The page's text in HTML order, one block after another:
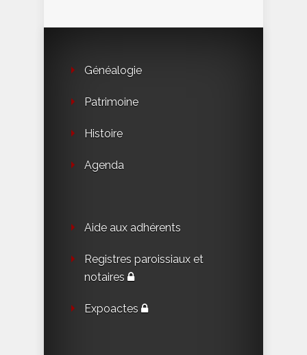
Généalogie
Patrimoine
Histoire
Agenda
Aide aux adhérents
Registres paroissiaux et
notaires
Expoactes